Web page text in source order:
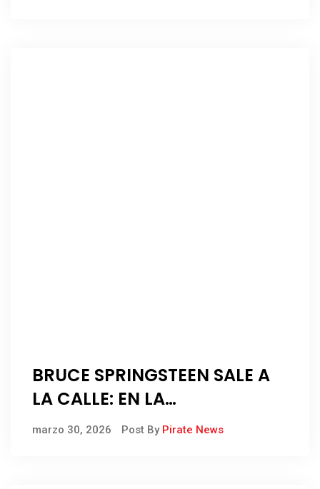
BRUCE SPRINGSTEEN SALE A
LA CALLE: EN LA
MANIFESTACIÓN “NO KINGS”
marzo 30, 2026 Post By Pirate News